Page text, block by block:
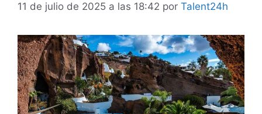
11 de julio de 2025 a las 18:42 por Talent24h